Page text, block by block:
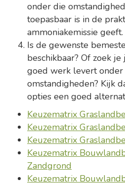
onder die
toepasbaar is in de
ammoniakemissie geeft.
Is de gewenste
beschikbaar? Of zoek
goed werk levert
omstandigheden? Kijk
opties een goed
Keuzematrix
Keuzematrix
Keuzematrix
Keuzematrix
Zandgrond
Keuzematrix